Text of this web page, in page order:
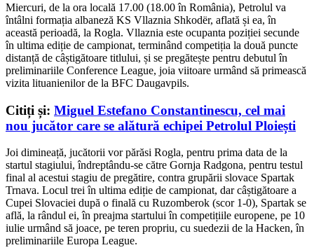
Miercuri, de la ora locală 17.00 (18.00 în România), Petrolul va
întâlni formația albaneză KS Vllaznia Shkodër, aflată și ea, în
această perioadă, la Rogla. Vllaznia este ocupanta poziției secunde
în ultima ediție de campionat, terminând competiția la două puncte
distanță de câștigătoare titlului, și se pregătește pentru debutul în
preliminariile Conference League, joia viitoare urmând să primească
vizita lituanienilor de la BFC Daugavpils.
Citiți și: Miguel Estefano Constantinescu, cel mai
nou jucător care se alătură echipei Petrolul Ploiești
Joi dimineață, jucătorii vor părăsi Rogla, pentru prima data de la
startul stagiului, îndreptându-se către Gornja Radgona, pentru testul
final al acestui stagiu de pregătire, contra grupării slovace Spartak
Trnava. Locul trei în ultima ediție de campionat, dar câștigătoare a
Cupei Slovaciei după o finală cu Ruzomberok (scor 1-0), Spartak se
află, la rândul ei, în preajma startului în competițiile europene, pe 10
iulie urmând să joace, pe teren propriu, cu suedezii de la Hacken, în
preliminariile Europa League.